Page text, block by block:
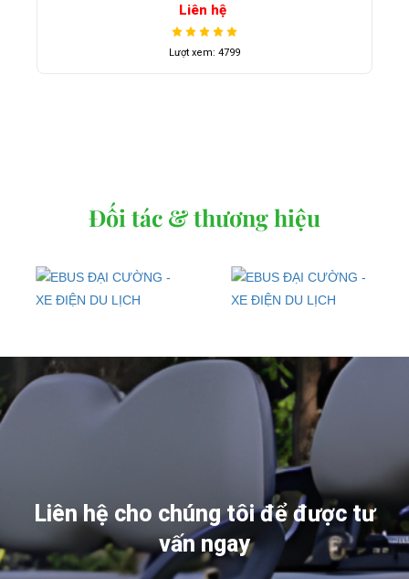
Liên hệ
Lượt xem: 4799
Đối tác & thương hiệu
Liên hệ cho chúng tôi để được tư
vấn ngay